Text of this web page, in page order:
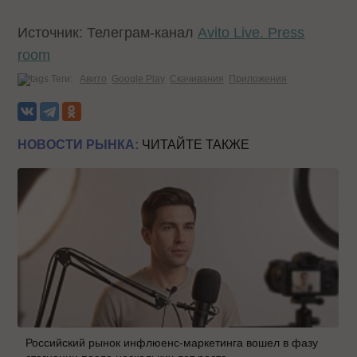
Источник: Телеграм-канал Avito Live. Press
room
Теги: Авито Google Play Скачивания Приложения
НОВОСТИ РЫНКА: ЧИТАЙТЕ ТАКЖЕ
Российский рынок инфлюенс-маркетинга вошел в фазу